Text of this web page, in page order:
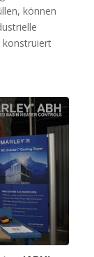
können
konstruiert